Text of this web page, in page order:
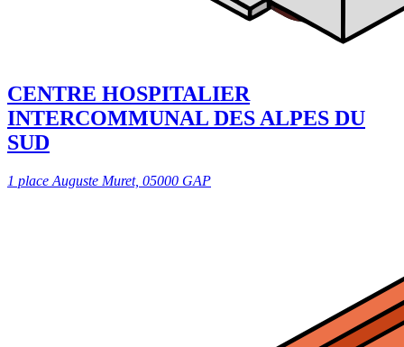
CENTRE HOSPITALIER
INTERCOMMUNAL DES ALPES DU
SUD
1 place Auguste Muret, 05000 GAP